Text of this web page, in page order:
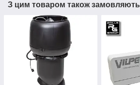
З цим товаром також замовляють